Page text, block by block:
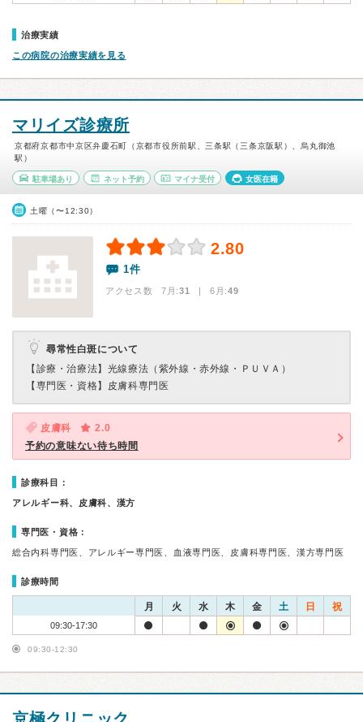
治療実績
この病院の治療実績を見る
マリイズ診療所
京都府京都市中京区弁慶石町（京都市役所前駅、三条駅（三条京阪駅）、烏丸御池
駅）
駐車場あり ネット予約 マイナ受付 女医在籍
土曜（〜12:30）
2.80
1件
アクセス数 7月:31 | 6月:49
尋常性白斑について
【診療・治療法】 光線療法（紫外線・赤外線・ＰＵＶＡ）
【専門医・資格】 皮膚科専門医
皮膚科
2.0
予約の意味ない待ち時間
診療科目：
アレルギー科、皮膚科、漢方
専門医・資格：
総合内科専門医、アレルギー専門医、血液専門医、皮膚科専門医、漢方専門医
診療時間
月 火 水 木 金 土 日 祝
09:30-17:30
09:30-12:30